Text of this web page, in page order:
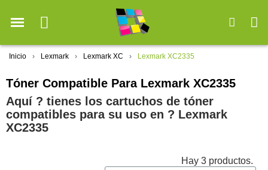
Inicio Lexmark Lexmark XC Lexmark XC2335
Tóner Compatible Para Lexmark XC2335
Aquí ? tienes los cartuchos de tóner
compatibles para su uso en ?️ Lexmark
XC2335
Hay 3 productos.